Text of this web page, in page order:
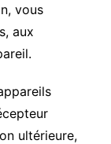
vous
aux
ultérieure,